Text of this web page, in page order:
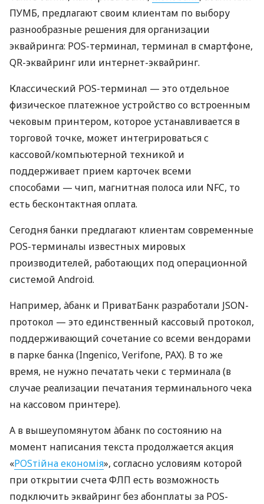
ПУМБ, предлагают своим клиентам по выбору
разнообразные решения для организации
эквайринга: POS-терминал, терминал в смартфоне,
QR-эквайринг или интернет-эквайринг.
Классический POS-терминал — это отдельное
физическое платежное устройство со встроенным
чековым принтером, которое устанавливается в
торговой точке, может интегрироваться с
кассовой/компьютерной техникой и
поддерживает прием карточек всеми
способами — чип, магнитная полоса или NFC, то
есть бесконтактная оплата.
Сегодня банки предлагают клиентам современные
POS-терминалы известных мировых
производителей, работающих под операционной
системой Android.
Например, àбанк и ПриватБанк разработали JSON-
протокол — это единственный кассовый протокол,
поддерживающий сочетание со всеми вендорами
в парке банка (Ingenico, Verifone, PAX). В то же
время, не нужно печатать чеки с терминала (в
случае реализации печатания терминального чека
на кассовом принтере).
А в вышеупомянутом àбанк по состоянию на
момент написания текста продолжается акция
«POSтійна економія», согласно условиям которой
при открытии счета ФЛП есть возможность
подключить эквайринг без абонплаты за POS-